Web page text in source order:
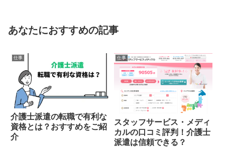
あなたにおすすめの記事
仕事
介護士派遣の転職で有利な
資格とは？おすすめをご紹
介
仕事
スタッフサービス・メディ
カルの口コミ評判！介護士
派遣は信頼できる？